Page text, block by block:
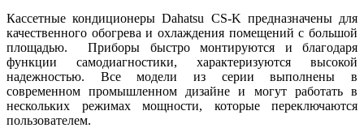
Кассетные кондиционеры Dahatsu CS-K предназначены для
качественного обогрева и охлаждения помещений с большой
площадью. Приборы быстро монтируются и благодаря
функции самодиагностики, характеризуются высокой
надежностью. Все модели из серии выполнены в
современном промышленном дизайне и могут работать в
нескольких режимах мощности, которые переключаются
пользователем.